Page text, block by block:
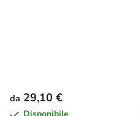
da 29,10 €